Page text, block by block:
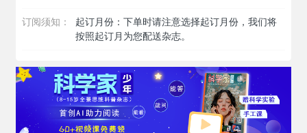
订阅须知：
起订月份：下单时请注意选择起订月份，我们将
按照起订月为您配送杂志。